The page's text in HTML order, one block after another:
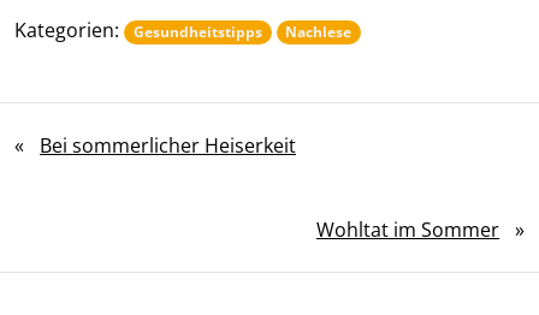
Kategorien:
Gesundheitstipps Nachlese
« Bei sommerlicher Heiserkeit
Wohltat im Sommer »